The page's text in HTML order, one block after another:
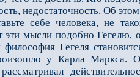
недостаточность. Об
себе человека, не
эти мысли подобно
философия Гегеля
у Карла Маркса.
рассматривал